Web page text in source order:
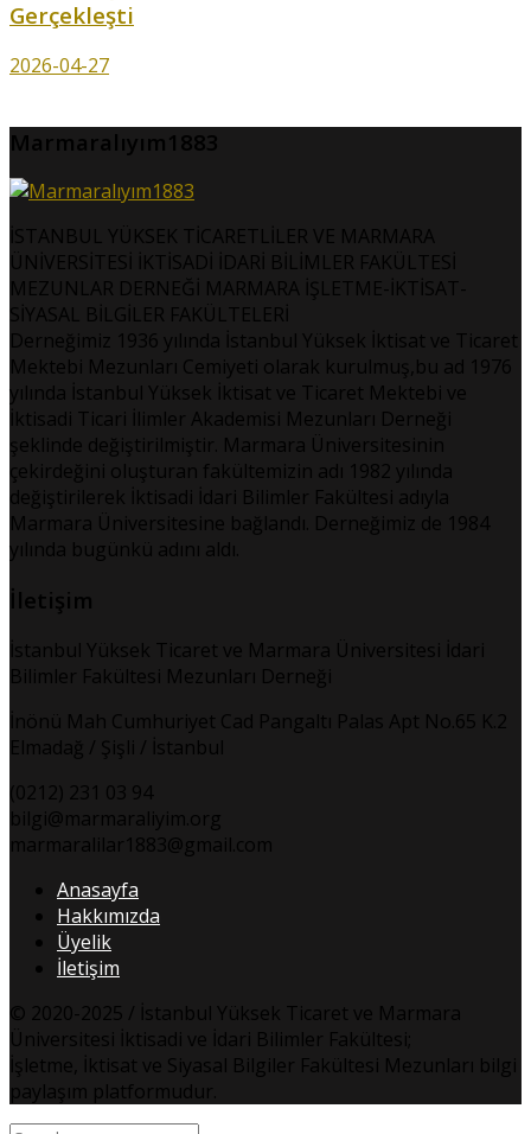
Gerçekleşti
2026-04-27
Marmaralıyım1883
İSTANBUL YÜKSEK TİCARETLİLER VE MARMARA
ÜNİVERSİTESİ İKTİSADİ İDARİ BİLİMLER FAKÜLTESİ
MEZUNLAR DERNEĞİ MARMARA İŞLETME-İKTİSAT-
SİYASAL BİLGİLER FAKÜLTELERİ
Derneğimiz 1936 yılında İstanbul Yüksek İktisat ve Ticaret
Mektebi Mezunları Cemiyeti olarak kurulmuş,bu ad 1976
yılında İstanbul Yüksek İktisat ve Ticaret Mektebi ve
İktisadi Ticari İlimler Akademisi Mezunları Derneği
şeklinde değiştirilmiştir. Marmara Üniversitesinin
çekirdeğini oluşturan fakültemizin adı 1982 yılında
değiştirilerek İktisadi İdari Bilimler Fakültesi adıyla
Marmara Üniversitesine bağlandı. Derneğimiz de 1984
yılında bugünkü adını aldı.
İletişim
İstanbul Yüksek Ticaret ve Marmara Üniversitesi İdari
Bilimler Fakültesi Mezunları Derneği
İnönü Mah Cumhuriyet Cad Pangaltı Palas Apt No.65 K.2
Elmadağ / Şişli / İstanbul
(0212) 231 03 94
bilgi@marmaraliyim.org
marmaralilar1883@gmail.com
Anasayfa
Hakkımızda
Üyelik
İletişim
© 2020-2025 / İstanbul Yüksek Ticaret ve Marmara
Üniversitesi İktisadi ve İdari Bilimler Fakültesi;
İşletme, İktisat ve Siyasal Bilgiler Fakültesi Mezunları bilgi
paylaşım platformudur.